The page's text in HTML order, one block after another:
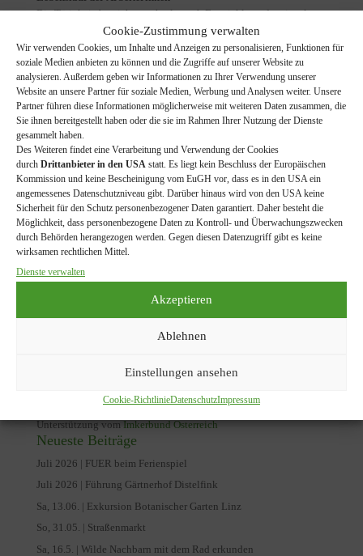
Cookie-Zustimmung verwalten
Wir verwenden Cookies, um Inhalte und Anzeigen zu personalisieren, Funktionen für
soziale Medien anbieten zu können und die Zugriffe auf unserer Website zu
analysieren. Außerdem geben wir Informationen zu Ihrer Verwendung unserer
Website an unsere Partner für soziale Medien, Werbung und Analysen weiter. Unsere
Partner führen diese Informationen möglicherweise mit weiteren Daten zusammen, die
Sie ihnen bereitgestellt haben oder die sie im Rahmen Ihrer Nutzung der Dienste
gesammelt haben.
Des Weiteren findet eine Verarbeitung und Verwendung der Cookies
durch Drittanbieter in den USA statt. Es liegt kein Beschluss der Europäischen
Kommission und keine Bescheinigung vom EuGH vor, dass es in den USA ein
angemessenes Datenschutzniveau gibt. Darüber hinaus wird von den USA keine
Sicherheit für den Schutz personenbezogener Daten garantiert. Daher besteht die
Möglichkeit, dass personenbezogene Daten zu Kontroll- und Überwachungszwecken
durch Behörden herangezogen werden. Gegen diesen Datenzugriff gibt es keine
wirksamen rechtlichen Mittel.
Dienste verwalten
Akzeptieren
Ablehnen
Einstellungen ansehen
Cookie-RichtlinieDatenschutzImpressum
Die Tätigkeitsbereiche wechseln nach Entwicklung der einzelnen
Drüsen im Körper
Putzbiene: hält den Stock sauber
Ammenbiene: füttert die Maden
Baubiene: baut Waben aus Wachs
Wächterbiene: überwacht das Flugloch, lernt die
Stockumgebung kennen
Sammelbiene: sammelt Pollen, Nektar und Harze Bei Bedarf
können Sammelbienen wieder zu Stockbienen werden.
Der Drohn hat keinen Stachel, weil
Verteidigung nicht zu seinen
kommen zum Zug. Drohnen setzen
sich auch nicht zur Wehr, wenn sie
im Herbst von den Arbeiterinnen getötet werden – es würde für
Volkes untereinander verletzen.
Quellenbezug: Abbildungen und Zeichnungen mit freundlicher
Unterstützung vom Imkerbund Österreich
Neueste Beiträge
Juli 2026 | FUER beim Ferienspiel
Juli 2026 | Führung Gärtnerhof Distelfink
Sa, 13.06. | Exkursion Botanischer Garten Linz
So, 31.05. | Straßenmarkt
Sa, 16.5. | Wilde Nachbarn mit dem Rad erkunden